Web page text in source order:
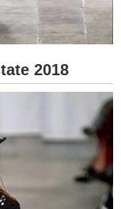
2018